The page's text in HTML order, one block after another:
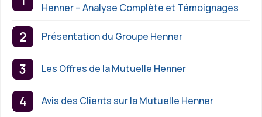
Henner – Analyse Complète et Témoignages
Présentation du Groupe Henner
Les Offres de la Mutuelle Henner
Avis des Clients sur la Mutuelle Henner